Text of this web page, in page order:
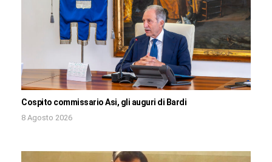
Cospito commissario Asi, gli auguri di Bardi
8 Agosto 2026